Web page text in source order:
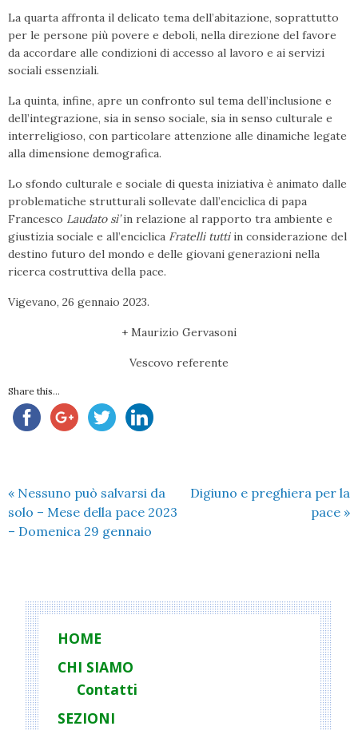
La quarta affronta il delicato tema dell’abitazione, soprattutto
per le persone più povere e deboli, nella direzione del favore
da accordare alle condizioni di accesso al lavoro e ai servizi
sociali essenziali.
La quinta, infine, apre un confronto sul tema dell’inclusione e
dell’integrazione, sia in senso sociale, sia in senso culturale e
interreligioso, con particolare attenzione alle dinamiche legate
alla dimensione demografica.
Lo sfondo culturale e sociale di questa iniziativa è animato dalle
problematiche strutturali sollevate dall’enciclica di papa
Francesco Laudato sì’in relazione al rapporto tra ambiente e
giustizia sociale e all’enciclica Fratelli tuttiin considerazione del
destino futuro del mondo e delle giovani generazioni nella
ricerca costruttiva della pace.
Vigevano, 26 gennaio 2023.
+ Maurizio Gervasoni
Vescovo referente
Share this...
« Nessuno può salvarsi da
solo – Mese della pace 2023
– Domenica 29 gennaio
Digiuno e preghiera per la
pace »
HOME
CHI SIAMO
Contatti
SEZIONI